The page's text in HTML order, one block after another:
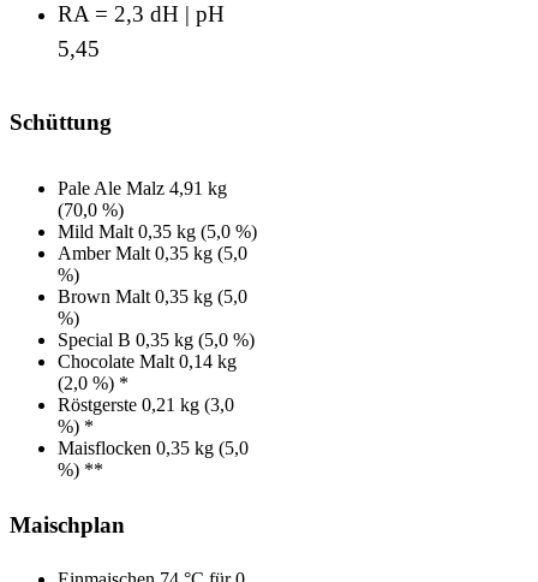
RA = 2,3 dH | pH
5,45
Schüttung
Pale Ale Malz 4,91 kg
(70,0 %)
Mild Malt 0,35 kg (5,0 %)
Amber Malt 0,35 kg (5,0
%)
Brown Malt 0,35 kg (5,0
%)
Special B 0,35 kg (5,0 %)
Chocolate Malt 0,14 kg
(2,0 %) *
Röstgerste 0,21 kg (3,0
%) *
Maisflocken 0,35 kg (5,0
%) **
Maischplan